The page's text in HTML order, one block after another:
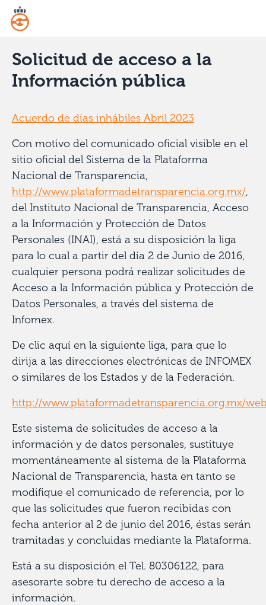
Solicitud de acceso a la
Información pública
Acuerdo de días inhábiles Abril 2023
Con motivo del comunicado oficial visible en el
sitio oficial del Sistema de la Plataforma
Nacional de Transparencia,
http://www.plataformadetransparencia.org.mx/,
del Instituto Nacional de Transparencia, Acceso
a la Información y Protección de Datos
Personales (INAI), está a su disposición la liga
para lo cual a partir del día 2 de Junio de 2016,
cualquier persona podrá realizar solicitudes de
Acceso a la Información pública y Protección de
Datos Personales, a través del sistema de
Infomex.
De clic aquí en la siguiente liga, para que lo
dirija a las direcciones electrónicas de INFOMEX
o similares de los Estados y de la Federación.
http://www.plataformadetransparencia.org.mx/
Este sistema de solicitudes de acceso a la
información y de datos personales, sustituye
momentáneamente al sistema de la Plataforma
Nacional de Transparencia, hasta en tanto se
modifique el comunicado de referencia, por lo
que las solicitudes que fueron recibidas con
fecha anterior al 2 de junio del 2016, éstas serán
tramitadas y concluidas mediante la Plataforma.
Está a su disposición el Tel. 80306122, para
asesorarte sobre tu derecho de acceso a la
información.